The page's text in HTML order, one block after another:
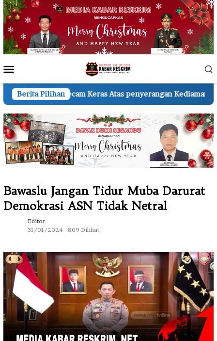
Loncat
ke
konten
Mobile
Berita Pilihan
Atas penyerangan Kediaman Wartawan A.H.
Bawaslu Jangan Tidur Muba Darurat
Demokrasi ASN Tidak Netral
Editor
31/01/2024
809 Dilihat